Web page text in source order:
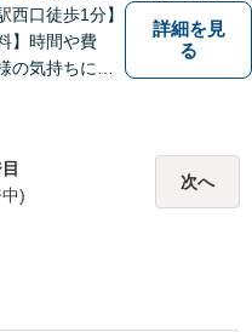
西口徒歩1分】
】時間や費
の気持ちに重
身になって最
いたします。
詳細を見
る
)
次へ